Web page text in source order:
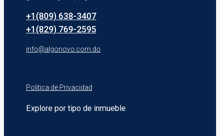
+1(809) 638-3407
+1(829) 769-2595
info@algonovo.com.do
Politica de Privacidad
Explore por tipo de inmueble